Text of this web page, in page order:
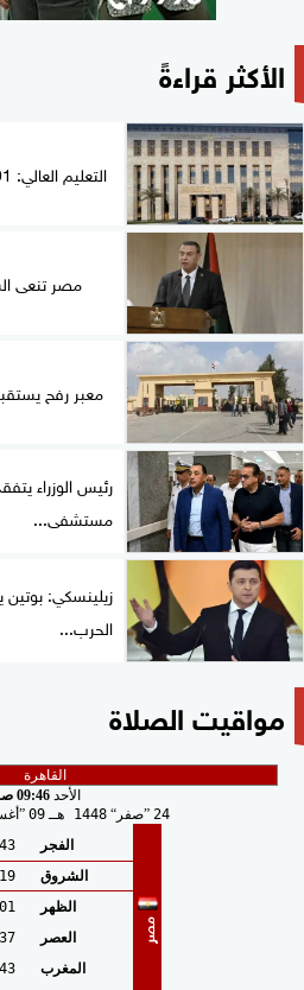
الأكثر قراءةً
التعليم العالي: 91 ألف طالب سجلوا رغباتهم في...
مصر تنعى
معبر رفح يستقبل الدفعة
رئيس الوزراء
مستشفى...
زيلينسكي:
الحرب...
مواقيت الصلاة
الأحد09:46 صـ
24 صفر 1448 هـ 09
مصر
الفجر
الشروق
الظهر
العصر
المغرب